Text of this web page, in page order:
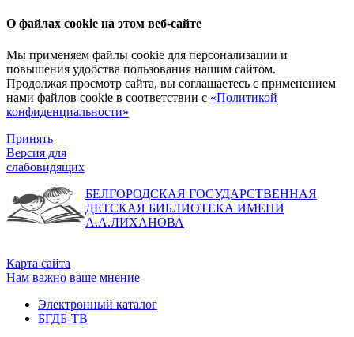
О файлах cookie на этом веб-сайте
Мы применяем файлы cookie для персонализации и
повышения удобства пользования нашим сайтом.
Продолжая просмотр сайта, вы соглашаетесь с применением
нами файлов cookie в соответствии с «Политикой
конфиденциальности»
Принять
Версия для
слабовидящих
БЕЛГОРОДСКАЯ ГОСУДАРСТВЕННАЯ
ДЕТСКАЯ БИБЛИОТЕКА ИМЕНИ
А.А.ЛИХАНОВА
Карта сайта
Нам важно ваше мнение
Электронный каталог
БГДБ-ТВ